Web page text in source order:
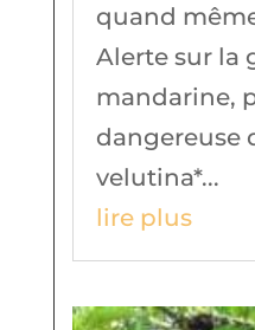
quand
Alerte sur la
mandarine,
dangereuse
velutina*...
lire plus